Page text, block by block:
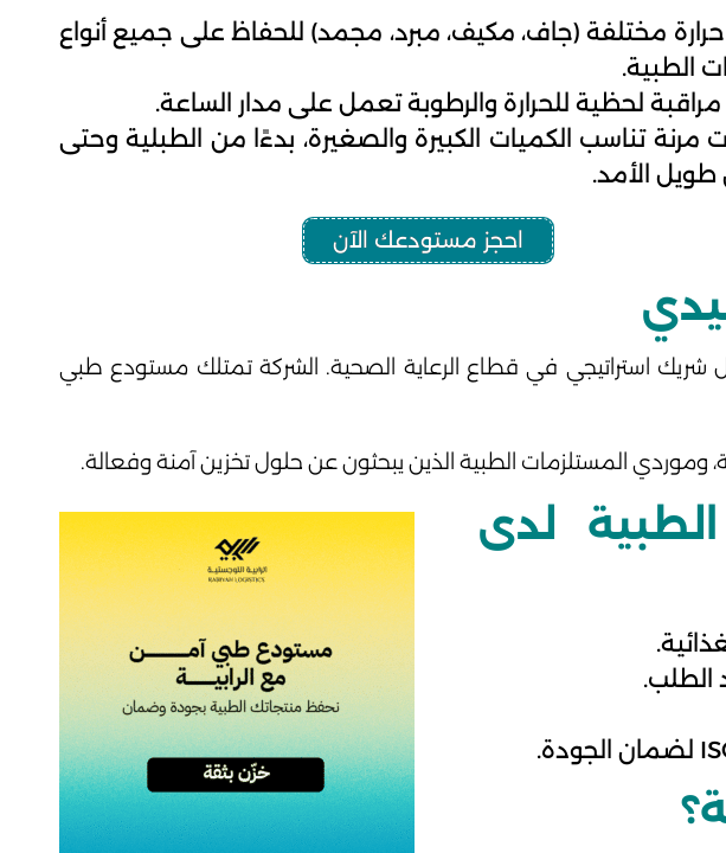
مختلفة (جاف، مكيف، مبرد، مجمد) للحفاظ على جميع أنواع
الطبية.
لحظية للحرارة والرطوبة تعمل على مدار الساعة.
مرنة تناسب الكميات الكبيرة والصغيرة، بدءًا من الطبلية وحتى
طويل الأمد.
احجز مستودعك الآن
بل شريك استراتيجي في قطاع الرعاية الصحية. الشركة تمتلك مستودع طبي
لدى
الطلب.